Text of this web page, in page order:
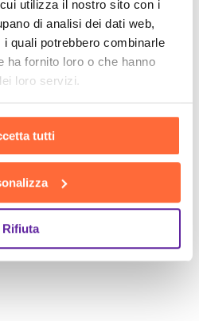
utilizza il nostro sito con i
di analisi dei dati web,
quali potrebbero combinarle
ha fornito loro o che hanno
loro servizi.
tutti
Rifiuta